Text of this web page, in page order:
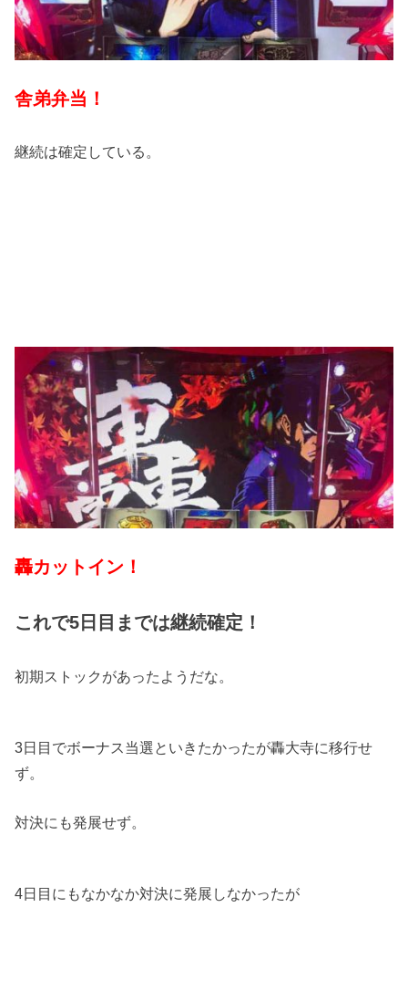
舎弟弁当！
継続は確定している。
轟カットイン！
これで5日目までは継続確定！
初期ストックがあったようだな。
3日目でボーナス当選といきたかったが轟大寺に移行せ
ず。
対決にも発展せず。
4日目にもなかなか対決に発展しなかったが